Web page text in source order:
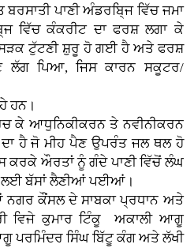
ਪਾਣੀ ਅੰਡਰਬਿ੍ਜ ਵਿੱਚ ਜਮਾ
ਵਿੱਚ ਕੰਕਰੀਟ ਦਾ ਫਰਸ਼ ਲਗਾ ਕੇ
ਟੁੱਟਣੀ ਸ਼ੁਰੂ ਹੋ ਗਈ ਹੈ ਅਤੇ ਫਰਸ਼
ਲੱਗ ਪਿਆ, ਜਿਸ ਕਾਰਨ ਸਕੂਟਰ/
ਹਨ।
ਕੇ ਆਧੁਨਿਕੀਕਰਨ ਤੇ ਨਵੀਨੀਕਰਨ
ਹੈ ਜੋ ਮੀਹ ਪੈਣ ਉਪਰੰਤ ਜਲ ਥਲ ਹੋ
ਕਰਕੇ ਔਰਤਾਂ ਨੂੰ ਗੰਦੇ ਪਾਣੀ ਵਿੱਚੋਂ ਲੰਘ
ਲਈ ਬੱਸਾਂ ਲੈਣੀਆਂ ਪਈਆਂ।
ਨਗਰ ਕੌਂਸਲ ਦੇ ਸਾਬਕਾ ਪ੍ਰਧਾਨ ਅਤੇ
ਵਿਜੇ ਕੁਮਾਰ ਟਿੰਕੂ ਅਕਾਲੀ ਆਗੂ
ਪਰਮਿੰਦਰ ਸਿੰਘ ਬਿੱਟੂ ਕੰਗ ਅਤੇ ਲੱਖੀ